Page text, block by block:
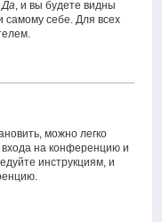
Да, и вы будете видны
самому себе. Для всех
можно легко
на конференцию и
инструкциям, и